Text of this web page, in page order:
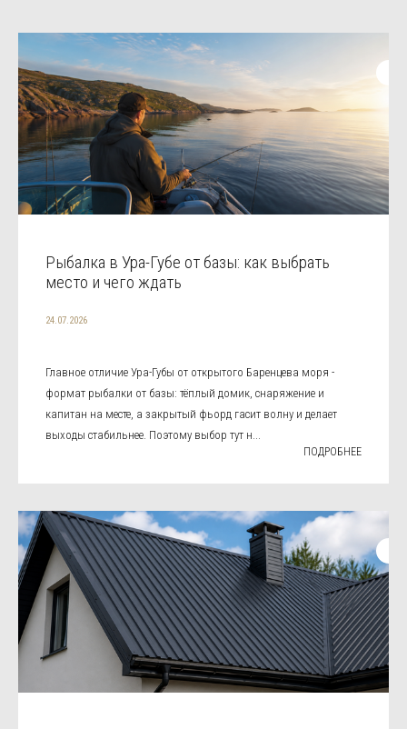
Рыбалка в Ура-Губе от базы: как выбрать
место и чего ждать
24.07.2026
Главное отличие Ура-Губы от открытого Баренцева моря -
формат рыбалки от базы: тёплый домик, снаряжение и
капитан на месте, а закрытый фьорд гасит волну и делает
выходы стабильнее. Поэтому выбор тут н...
ПОДРОБНЕЕ